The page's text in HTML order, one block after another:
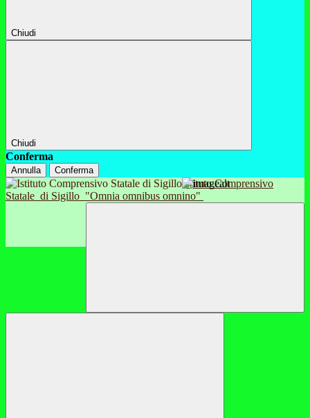
Chiudi
Chiudi
Conferma
Annulla Conferma
Istituto Comprensivo
Statale di Sigillo "Omnia omnibus omnino"